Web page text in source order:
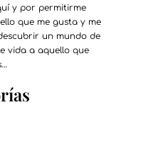
y por permitirme
que me gusta y me
un mundo de
vida a aquello que